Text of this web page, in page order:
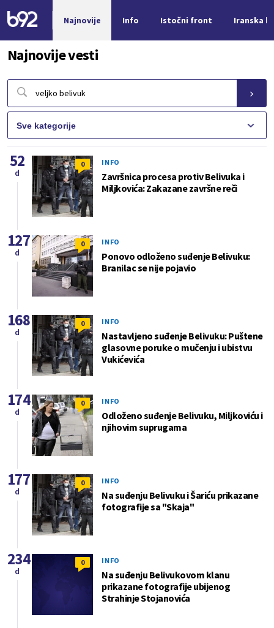
Najnovije Info Istočni front Iranska
Nova vest
Najnovije vesti
0 INFO
Završnica procesa protiv Belivuka i
Miljkovića: Zakazane završne reči
52
d
0 INFO
Ponovo odloženo suđenje Belivuku:
Branilac se nije pojavio
127
d
0 INFO
Nastavljeno suđenje Belivuku: Puštene
glasovne poruke o mučenju i ubistvu
Vukićevića
168
d
0 INFO
Odloženo suđenje Belivuku, Miljkoviću i
njihovim suprugama
174
d
0 INFO
Na suđenju Belivuku i Šariću prikazane
fotografije sa "Skaja"
177
d
0 INFO
Na suđenju Belivukovom klanu
prikazane fotografije ubijenog
Strahinje Stojanovića
234
d